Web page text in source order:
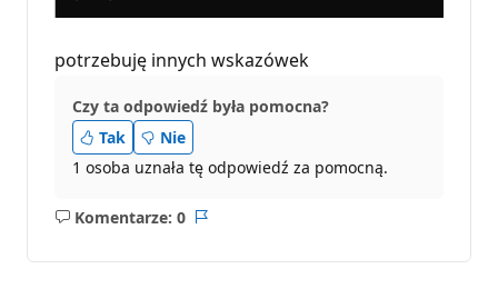
potrzebuję innych wskazówek
Czy ta odpowiedź była pomocna?
Tak
Nie
1 osoba uznała tę odpowiedź za pomocną.
Komentarze: 0
Brak